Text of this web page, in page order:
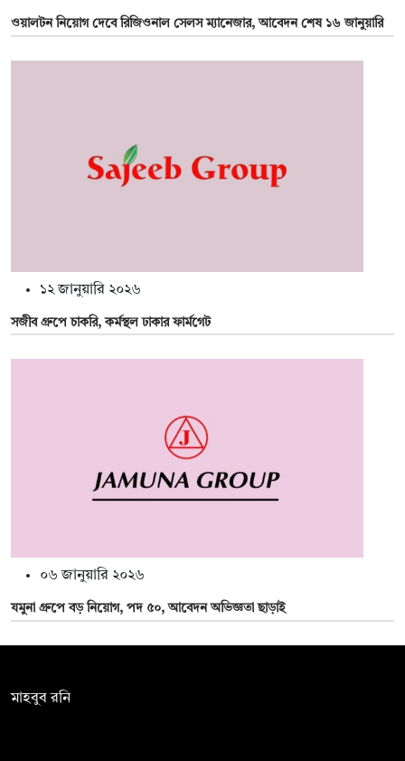
ওয়ালটন নিয়োগ দেবে রিজিওনাল সেলস ম্যানেজার, আবেদন শেষ ১৬ জানুয়ারি
১২ জানুয়ারি ২০২৬
সজীব গ্রুপে চাকরি, কর্মস্থল ঢাকার ফার্মগেট
০৬ জানুয়ারি ২০২৬
যমুনা গ্রুপে বড় নিয়োগ, পদ ৫০, আবেদন অভিজ্ঞতা ছাড়াই
মাহবুব রনি